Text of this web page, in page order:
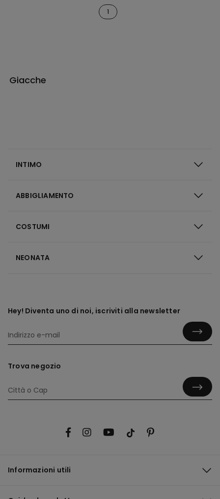
1
Giacche
INTIMO
ABBIGLIAMENTO
COSTUMI
NEONATA
Hey! Diventa uno di noi, iscriviti alla newsletter
Trova negozio
Informazioni utili